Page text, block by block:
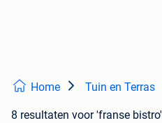
Home Tuin en Terras
8 resultaten voor 'franse bistro'